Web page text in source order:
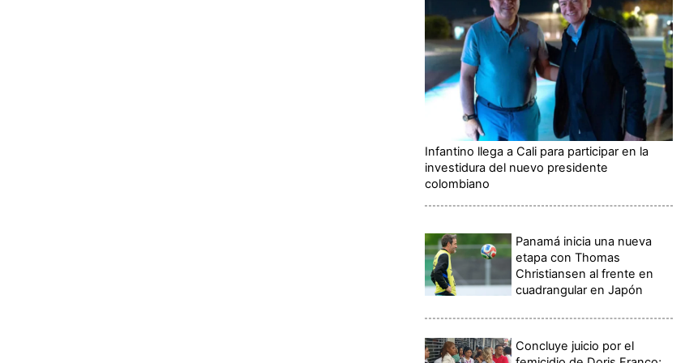
Infantino llega a Cali para participar en la
investidura del nuevo presidente
colombiano
Panamá inicia una nueva
etapa con Thomas
Christiansen al frente en
cuadrangular en Japón
Concluye juicio por el